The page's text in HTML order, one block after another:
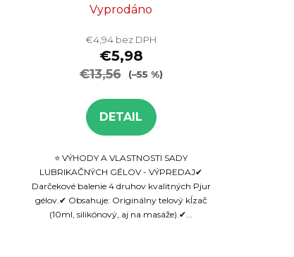
ml
Vyprodáno
€4,94 bez DPH
€5,98
€13,56 (–55 %)
DETAIL
⭐ VÝHODY A VLASTNOSTI SADY
LUBRIKAČNÝCH GÉLOV - VÝPREDAJ✔
Darčekové balenie 4 druhov kvalitných Pjur
gélov.✔ Obsahuje: Originálny telový kĺzač
(10ml, silikónový, aj na masáže).✔...